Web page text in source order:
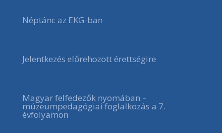
Néptánc az EKG-ban
Jelentkezés előrehozott érettségire
Magyar felfedezők nyomában –
múzeumpedagógiai foglalkozás a 7.
évfolyamon